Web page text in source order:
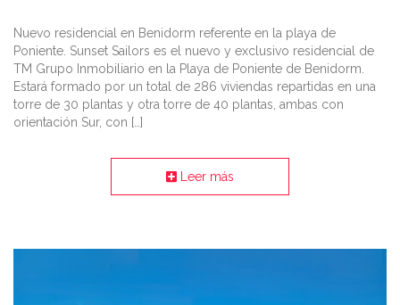
Nuevo residencial en Benidorm referente en la playa de
Poniente. Sunset Sailors es el nuevo y exclusivo residencial de
TM Grupo Inmobiliario en la Playa de Poniente de Benidorm.
Estará formado por un total de 286 viviendas repartidas en una
torre de 30 plantas y otra torre de 40 plantas, ambas con
orientación Sur, con […]
Leer más